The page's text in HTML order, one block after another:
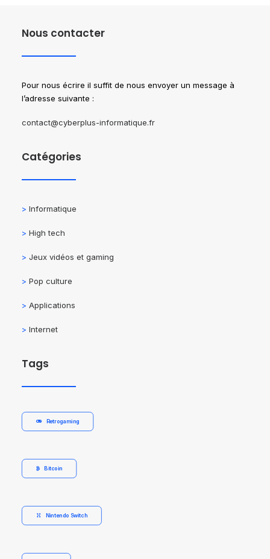
Nous contacter
Pour nous écrire il suffit de nous envoyer un message à
l’adresse suivante :
contact@cyberplus-informatique.fr
Catégories
> Informatique
> High tech
> Jeux vidéos et gaming
> Pop culture
> Applications
> Internet
Tags
Retrogaming
Bitcoin
Nintendo Switch